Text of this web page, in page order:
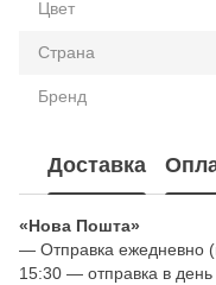
Цвет
Страна
Бренд
Доставка
«Нова Пошта»
— Отправка ежедневно
15:30 — отправка в день